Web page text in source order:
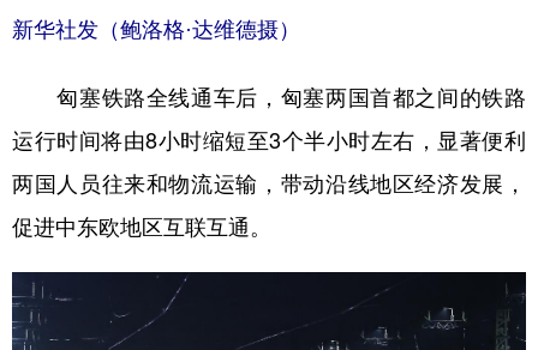
新华社发（鲍洛格·达维德摄）
匈塞铁路全线通车后，匈塞两国首都之间的铁路
运行时间将由8小时缩短至3个半小时左右，显著便利
两国人员往来和物流运输，带动沿线地区经济发展，
促进中东欧地区互联互通。